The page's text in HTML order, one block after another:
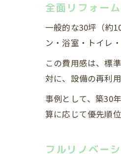
全面リフォー
一般的な30坪（約
ン・浴室・トイレ
この費用感は、標
対に、設備の再利
事例として、築30
算に応じて優先順
フルリノベー